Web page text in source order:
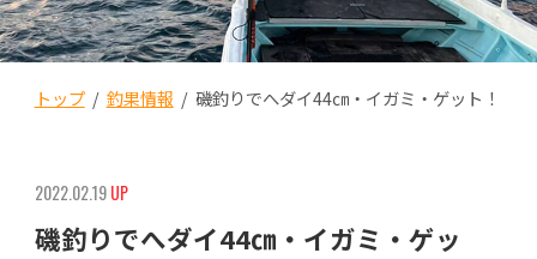
トップ/ 釣果情報 / 磯釣りでへダイ44㎝・イガミ・ゲット！
2022.02.19UP
磯釣りでへダイ44㎝・イガミ・ゲッ